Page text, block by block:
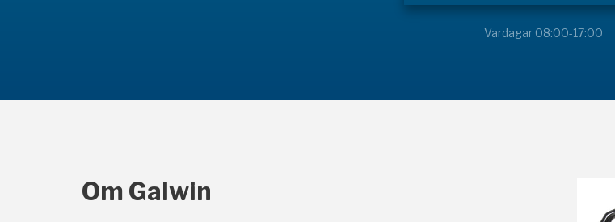
Vardagar 08:00-17:00
Om Galwin